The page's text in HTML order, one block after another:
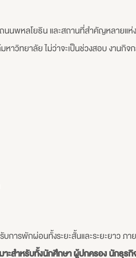
พหลโยธิน และสถานที่สำคัญหลายแห่ง
หาวิทยาลัย ไม่ว่าจะเป็นช่วงสอบ งาน
บการพักผ่อนทั้งระยะสั้นและระยะยาว
ะสำหรับทั้งนักศึกษา ผู้ปกครอง นักธุรกิ